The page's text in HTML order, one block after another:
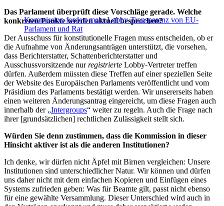
Kommission fordert mehr Lobby-Transparenz von EU-
Parlament und Rat
Das Parlament überprüft diese Vorschläge gerade. Welche
konkreten Punkte werden aktuell besprochen?
Der Ausschuss für konstitutionelle Fragen muss entscheiden, ob er
die Aufnahme von Änderungsanträgen unterstützt, die vorsehen,
dass Berichterstatter, Schattenberichterstatter und
Ausschussvorsitzende nurregistrierte Lobby-Vertreter treffen
dürfen. Außerdem müssten diese Treffen auf einer speziellen Seite
der Website des Europäischen Parlaments veröffentlicht und vom
Präsidium des Parlaments bestätigt werden. Wir unsererseits haben
einen weiteren Änderungsantrag eingereicht, um diese Fragen auch
innerhalb der „Intergroups“ weiter zu regeln. Auch die Frage nach
ihrer [grundsätzlichen] rechtlichen Zulässigkeit stellt sich.
Würden Sie denn zustimmen, dass die Kommission in dieser
Hinsicht aktiver ist als die anderen Institutionen?
Ich denke, wir dürfen nicht Äpfel mit Birnen vergleichen: Unsere
Institutionen sind unterschiedlicher Natur. Wir können und dürfen
uns daher nicht mit dem einfachen Kopieren und Einfügen eines
Systems zufrieden geben: Was für Beamte gilt, passt nicht ebenso
für eine gewählte Versammlung. Dieser Unterschied wird auch in